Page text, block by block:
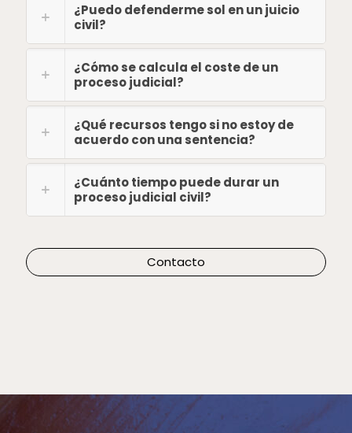
¿Puedo defenderme sol en un juicio
civil?
¿Cómo se calcula el coste de un
proceso judicial?
¿Qué recursos tengo si no estoy de
acuerdo con una sentencia?
¿Cuánto tiempo puede durar un
proceso judicial civil?
Contacto